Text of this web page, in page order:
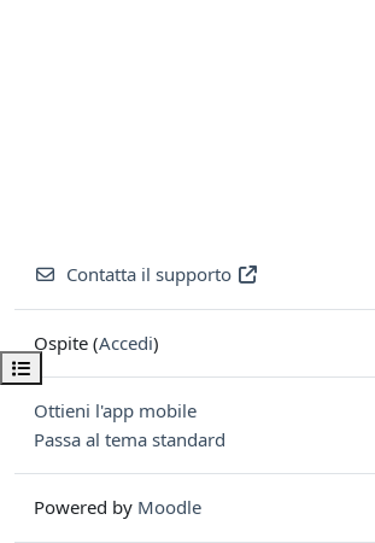
Apri indice del corso
Contatta il supporto
Ospite (Accedi)
Ottieni l'app mobile
Passa al tema standard
Powered by Moodle